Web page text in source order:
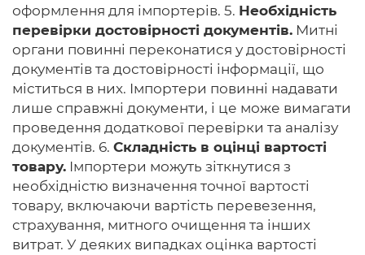
оформлення для імпортерів. 5. Необхідність
перевірки достовірності документів. Митні
органи повинні переконатися у достовірності
документів та достовірності інформації, що
міститься в них. Імпортери повинні надавати
лише справжні документи, і це може вимагати
проведення додаткової перевірки та аналізу
документів. 6. Складність в оцінці вартості
товару. Імпортери можуть зіткнутися з
необхідністю визначення точної вартості
товару, включаючи вартість перевезення,
страхування, митного очищення та інших
витрат. У деяких випадках оцінка вартості